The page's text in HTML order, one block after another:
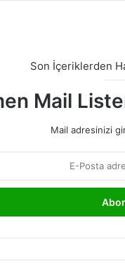
Son İçeriklerden
Mail
Mail adresinizi